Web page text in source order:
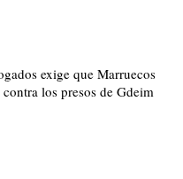
exige que Marruecos
los presos de Gdeim